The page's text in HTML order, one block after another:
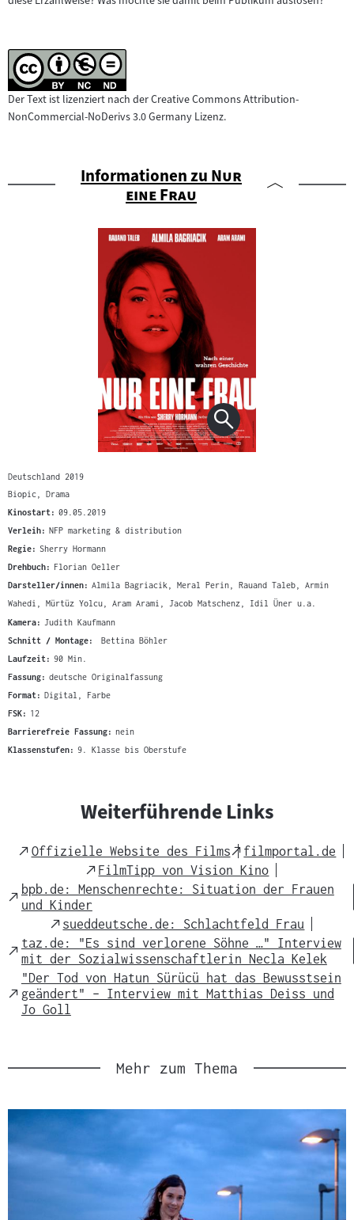
Inhalt:
Der Text ist lizenziert nach der Creative Commons Attribution-
NonCommercial-NoDerivs 3.0 Germany Lizenz.
Informationen zu "
Nur
eine Frau
Deutschland 2019
Biopic, Drama
Kinostart: 09.05.2019
Verleih: NFP marketing & distribution
Regie: Sherry Hormann
Drehbuch: Florian Oeller
Darsteller/innen: Almila Bagriacik, Meral Perin, Rauand Taleb, Armin
Wahedi, Mürtüz Yolcu, Aram Arami, Jacob Matschenz, Idil Üner u.a.
Kamera: Judith Kaufmann
Schnitt / Montage:
Bettina Böhler
Laufzeit: 90 Min.
Fassung: deutsche Originalfassung
Format: Digital, Farbe
FSK: 12
Barrierefreie Fassung: nein
Klassenstufen: 9. Klasse bis Oberstufe
Weiterführende Links
External
Offizielle Website des Films
External
Link
filmportal.de
External
Link
FilmTipp von Vision Kino
External
Link
bpb.de: Menschenrechte: Situation der Frauen
und Kinder
External
Link
sueddeutsche.de: Schlachtfeld Frau
External
Link
taz.de: "Es sind verlorene Söhne …" Interview
mit der Sozialwissenschaftlerin Necla Kelek
External
Link
"Der Tod von Hatun Sürücü hat das Bewusstsein
geändert" – Interview mit Matthias Deiss und
Jo Goll
Mehr zum Thema